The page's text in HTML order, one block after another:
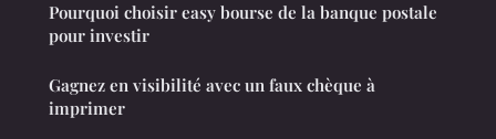
Pourquoi choisir easy bourse de la banque postale
pour investir
Gagnez en visibilité avec un faux chèque à
imprimer